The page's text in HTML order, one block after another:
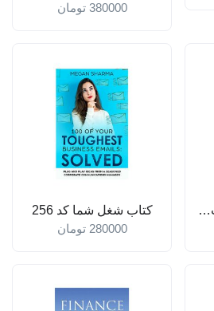
380000 تومان
کتاب بدنسازی و تناسب اندام را بیاموزید
کتاب شغل شما کد 256
280000 تومان